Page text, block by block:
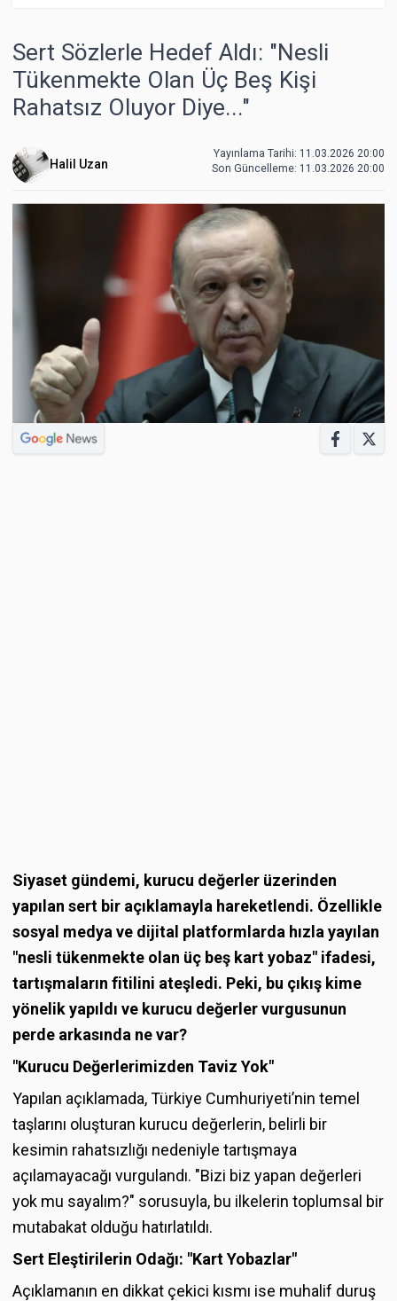
Sert Sözlerle Hedef Aldı: "Nesli
Tükenmekte Olan Üç Beş Kişi
Rahatsız Oluyor Diye..."
Halil Uzan
Yayınlama Tarihi: 11.03.2026 20:00
Son Güncelleme: 11.03.2026 20:00
Siyaset gündemi, kurucu değerler üzerinden
yapılan sert bir açıklamayla hareketlendi. Özellikle
sosyal medya ve dijital platformlarda hızla yayılan
"nesli tükenmekte olan üç beş kart yobaz" ifadesi,
tartışmaların fitilini ateşledi. Peki, bu çıkış kime
yönelik yapıldı ve kurucu değerler vurgusunun
perde arkasında ne var?
"Kurucu Değerlerimizden Taviz Yok"
Yapılan açıklamada, Türkiye Cumhuriyeti’nin temel
taşlarını oluşturan kurucu değerlerin, belirli bir
kesimin rahatsızlığı nedeniyle tartışmaya
açılamayacağı vurgulandı. "Bizi biz yapan değerleri
yok mu sayalım?" sorusuyla, bu ilkelerin toplumsal bir
mutabakat olduğu hatırlatıldı.
Sert Eleştirilerin Odağı: "Kart Yobazlar"
Açıklamanın en dikkat çekici kısmı ise muhalif duruş